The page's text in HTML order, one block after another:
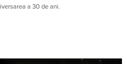
a 30 de ani.